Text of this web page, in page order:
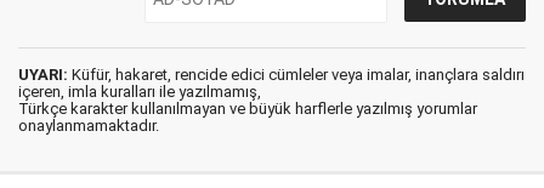
UYARI: Küfür, hakaret, rencide edici cümleler veya imalar, inançlara saldırı
içeren, imla kuralları ile yazılmamış,
Türkçe karakter kullanılmayan ve büyük harflerle yazılmış yorumlar
onaylanmamaktadır.